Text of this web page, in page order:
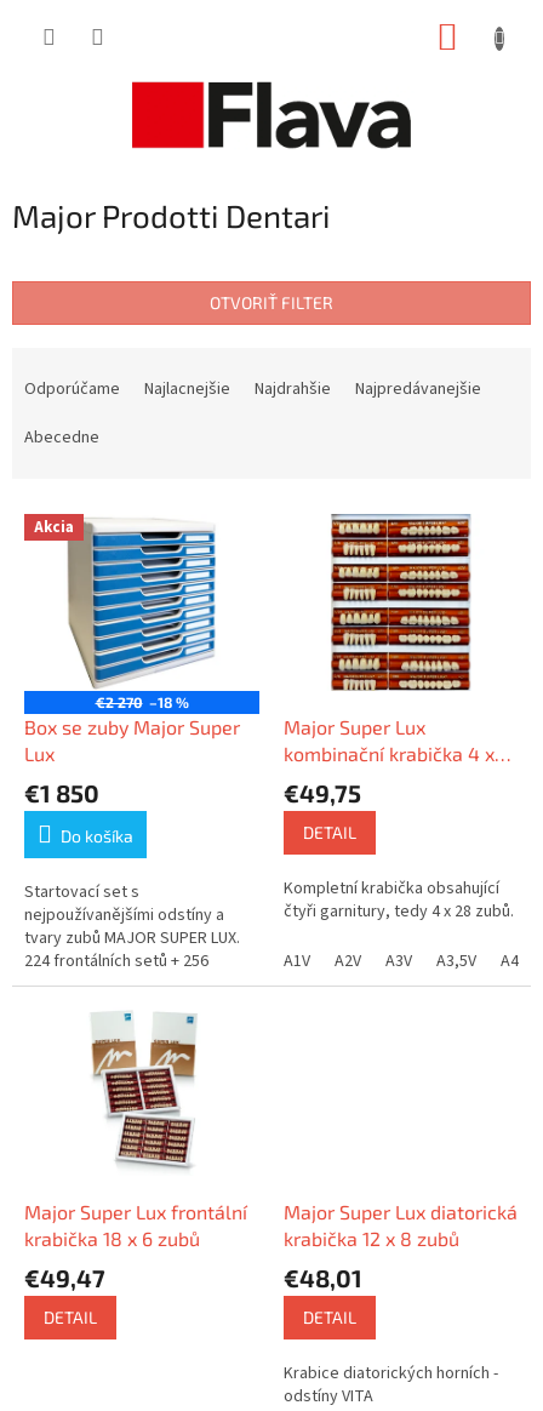
Major Prodotti Dentari
OTVORIŤ FILTER
p
Odporúčame Najlacnejšie Najdrahšie
Najpredávanejšie
Abecedne
V Akcia
€2 270 –18 %
Box se zuby Major Super
Lux
€1 850
Do košíka
Startovací set s
nejpoužívanějšími odstíny a
tvary zubů MAJOR SUPER LUX.
224 frontálních setů + 256
diatorických setů
Major Super Lux
kombinační krabička 4 x
28 zubů
€49,75
DETAIL
Kompletní krabička obsahující
čtyři garnitury, tedy 4 x 28 zubů.
A1V A2V A3V A3,5V A4V
Major Super Lux frontální
krabička 18 x 6 zubů
€49,47
DETAIL
Major Super Lux diatorická
krabička 12 x 8 zubů
€48,01
DETAIL
Krabice diatorických horních -
odstíny VITA